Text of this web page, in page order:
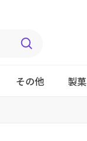
その他 製菓